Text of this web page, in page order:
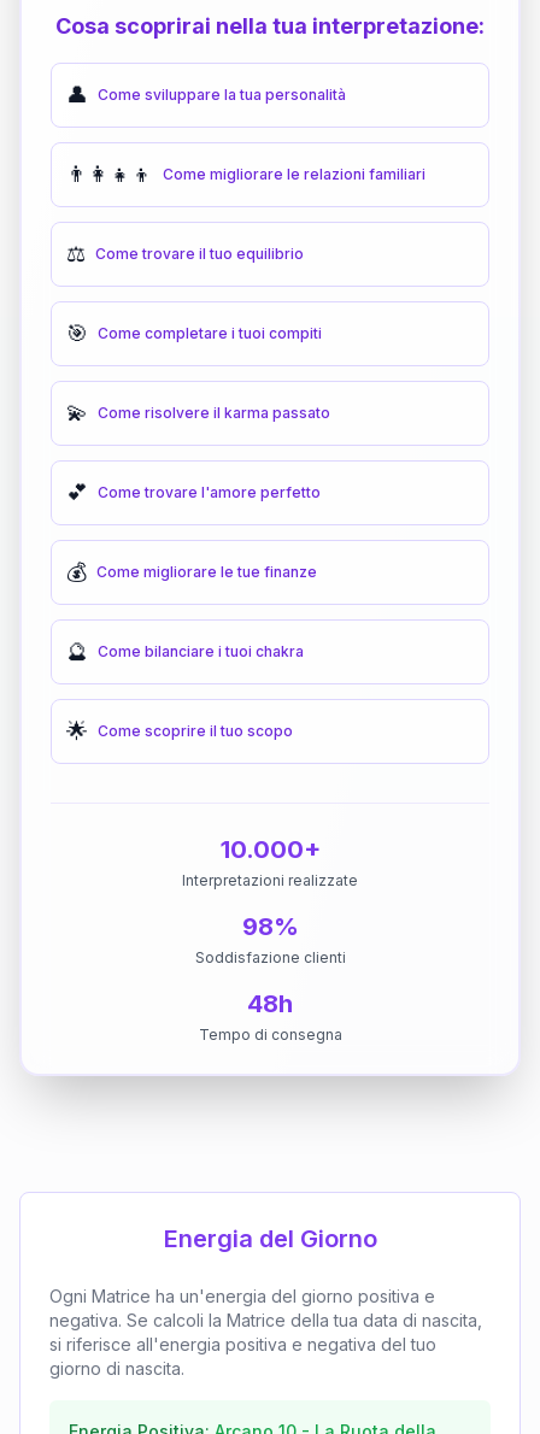
Cosa scoprirai nella tua interpretazione:
👤 Come sviluppare la tua personalità
👨‍👩‍👧‍👦 Come migliorare le relazioni familiari
⚖️ Come trovare il tuo equilibrio
🎯 Come completare i tuoi compiti
💫 Come risolvere il karma passato
💕 Come trovare l'amore perfetto
💰 Come migliorare le tue finanze
🔮 Come bilanciare i tuoi chakra
🌟 Come scoprire il tuo scopo
10.000+
Interpretazioni realizzate
98%
Soddisfazione clienti
48h
Tempo di consegna
Energia del Giorno
Ogni Matrice ha un'energia del giorno positiva e
negativa. Se calcoli la Matrice della tua data di nascita,
si riferisce all'energia positiva e negativa del tuo
giorno di nascita.